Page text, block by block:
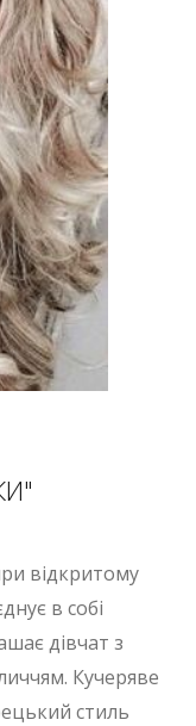
відкритому
в собі
дівчат з
Кучеряве
стиль